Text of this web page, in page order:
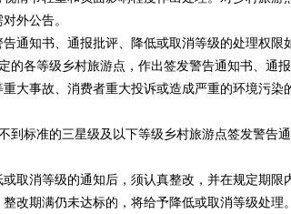
外公告。
知书、通报批评、降低或取消等级的处理权限
等级乡村旅游点，作出签发警告通知书、通报
事故、消费者重大投诉或造成严重的环境污染
标准的三星级及以下等级乡村旅游点签发警告
消等级的通知后，须认真整改，并在规定期限
期满仍未达标的，将给予降低或取消等级处理。